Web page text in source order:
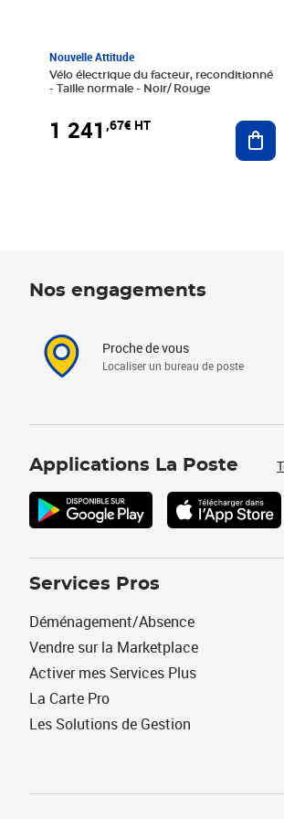
Nouvelle Attitude
Vélo électrique du facteur, reconditionné
- Taille normale - Noir/ Rouge
1 241 ,67€ HT
Nos engagements
Proche de vous
Localiser un bureau de poste
Applications La Poste
Services Pros
Déménagement/Absence
Vendre sur la Marketplace
Activer mes Services Plus
La Carte Pro
Les Solutions de Gestion